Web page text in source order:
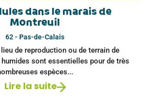
dans le marais de
Montreuil
62 - Pas-de-Calais
lieu de reproduction ou de terrain de
sont essentielles pour de très
espèces...
Lire la suite